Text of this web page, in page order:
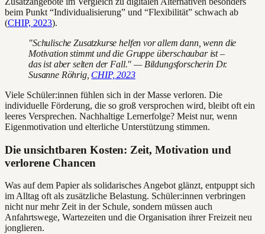
beim Punkt “Individualisierung” und “Flexibilität” schwach ab
(CHIP, 2023).
"Schulische Zusatzkurse helfen vor allem dann, wenn die
Motivation stimmt und die Gruppe überschaubar ist –
das ist aber selten der Fall." — Bildungsforscherin Dr.
Susanne Röhrig, CHIP, 2023
Viele Schüler:innen fühlen sich in der Masse verloren. Die
individuelle Förderung, die so groß versprochen wird, bleibt oft ein
leeres Versprechen. Nachhaltige Lernerfolge? Meist nur, wenn
Eigenmotivation und elterliche Unterstützung stimmen.
Die unsichtbaren Kosten: Zeit, Motivation und
verlorene Chancen
Was auf dem Papier als solidarisches Angebot glänzt, entpuppt sich
im Alltag oft als zusätzliche Belastung. Schüler:innen verbringen
nicht nur mehr Zeit in der Schule, sondern müssen auch
Anfahrtswege, Wartezeiten und die Organisation ihrer Freizeit neu
jonglieren.